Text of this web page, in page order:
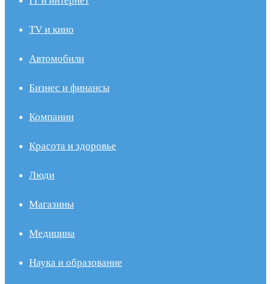
TV и кино
Автомобили
Бизнес и финансы
Компании
Красота и здоровье
Люди
Магазины
Медицина
Наука и образование